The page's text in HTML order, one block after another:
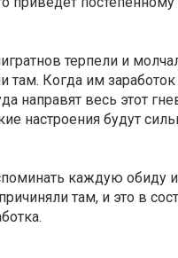
терпели и
там. Когда им
направят весь этот
настроения будут
каждую обиду
там, и это в